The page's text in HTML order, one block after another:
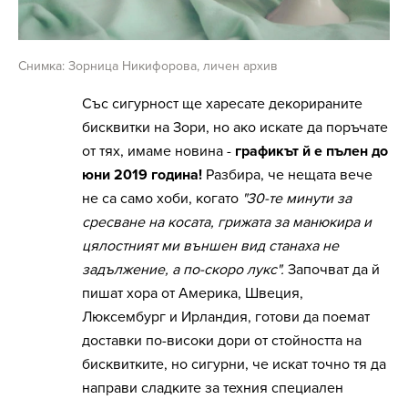
Снимка: Зорница Никифорова, личен архив
Със сигурност ще харесате декорираните
бисквитки на Зори, но ако искате да поръчате
от тях, имаме новина - графикът й е пълен до
юни 2019 година! Разбира, че нещата вече
не са само хоби, когато "30-те минути за
сресване на косата, грижата за манюкира и
цялостният ми външен вид станаха не
задължение, а по-скоро лукс". Започват да й
пишат хора от Америка, Швеция,
Люксембург и Ирландия, готови да поемат
доставки по-високи дори от стойността на
бисквитките, но сигурни, че искат точно тя да
направи сладките за техния специален